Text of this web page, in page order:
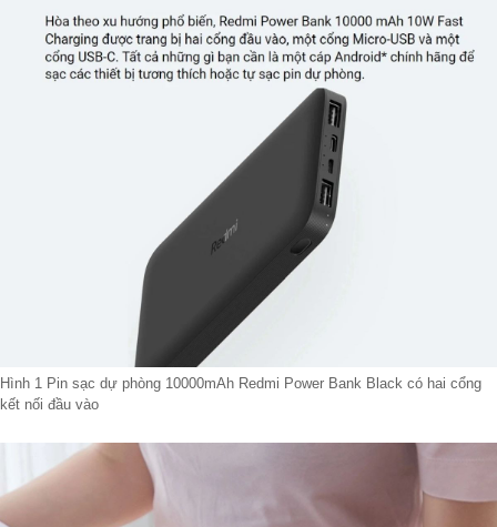
Hình 1 Pin sạc dự phòng 10000mAh Redmi Power Bank Black có hai cổng
kết nối đầu vào